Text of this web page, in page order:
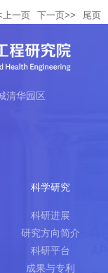
上一页 下一页>> 尾页
清华园区
科学研究
科研进展
研究方向简介
科研平台
成果与专利